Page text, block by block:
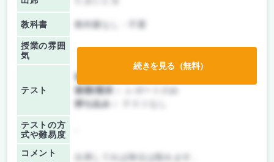
教科書 教科書なし・不要
授業の雰囲
気
テスト
前期/中間：
後期/期末：
持ち込み：
テストの方
式や難易度
コメント
続きを見る（無料）